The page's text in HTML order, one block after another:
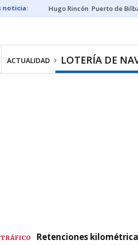
Hugo Rincón Puerto de
ACTUALIDAD LOTERÍA DE
TRÁFICO Retenciones